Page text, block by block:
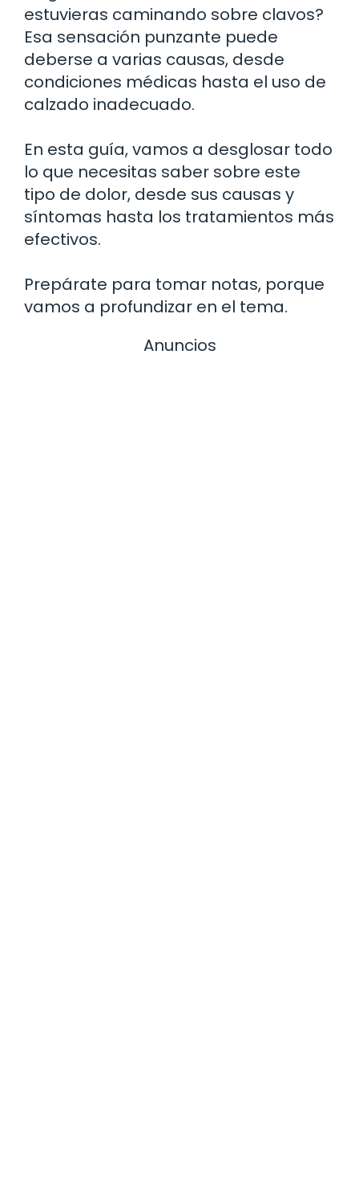
estuvieras caminando sobre clavos?
Esa sensación punzante puede
deberse a varias causas, desde
condiciones médicas hasta el uso de
calzado inadecuado.
En esta guía, vamos a desglosar todo
lo que necesitas saber sobre este
tipo de dolor, desde sus causas y
síntomas hasta los tratamientos más
efectivos.
Prepárate para tomar notas, porque
vamos a profundizar en el tema.
Anuncios